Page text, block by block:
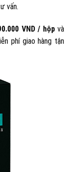
vấn.
VND / hộpvà
phí giao hàng tận